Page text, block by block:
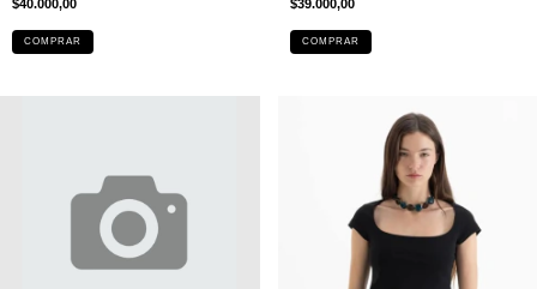
$40.000,00
COMPRAR
$39.000,00
COMPRAR